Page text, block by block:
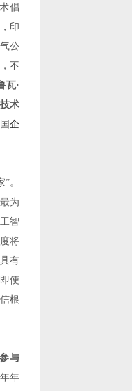
倡
印
公
不
瓦·
术
企
”。
为
智
将
有
便
根
与
年